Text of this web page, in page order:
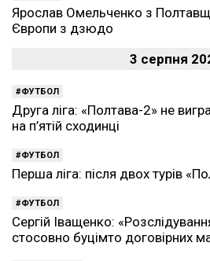
Ярослав Омельченко з
Європи з дзюдо
3 серпня
ФУТБОЛ
Друга ліга: «Полтава-2» не
на п’ятій сходинці
ФУТБОЛ
Перша ліга: після двох турів
ФУТБОЛ
Сергій Іващенко:
стосовно буцімто договірних